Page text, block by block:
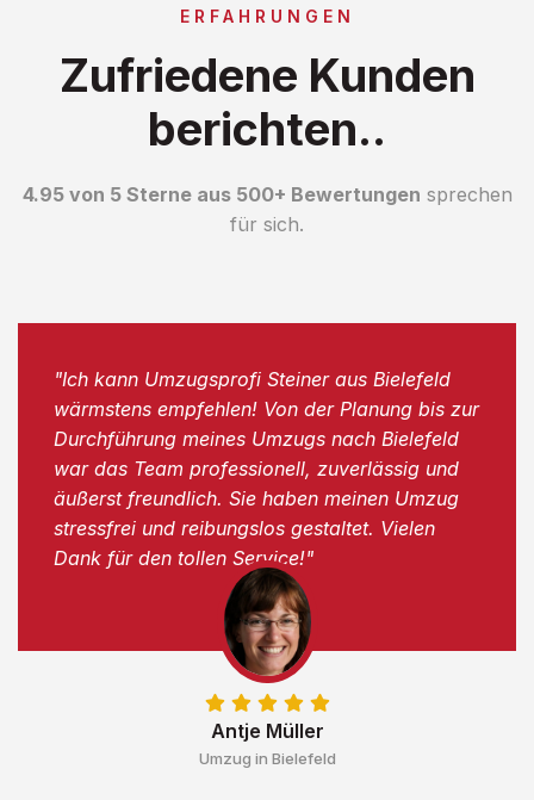
ERFAHRUNGEN
Zufriedene Kunden
berichten..
4.95 von 5 Sterne aus 500+ Bewertungen sprechen
für sich.
Antje Müller
Umzug in Bielefeld
"Ich kann Umzugsprofi Steiner aus Bielefeld
wärmstens empfehlen! Von der Planung bis zur
Durchführung meines Umzugs nach Bielefeld
war das Team professionell, zuverlässig und
äußerst freundlich. Sie haben meinen Umzug
stressfrei und reibungslos gestaltet. Vielen
Dank für den tollen Service!"